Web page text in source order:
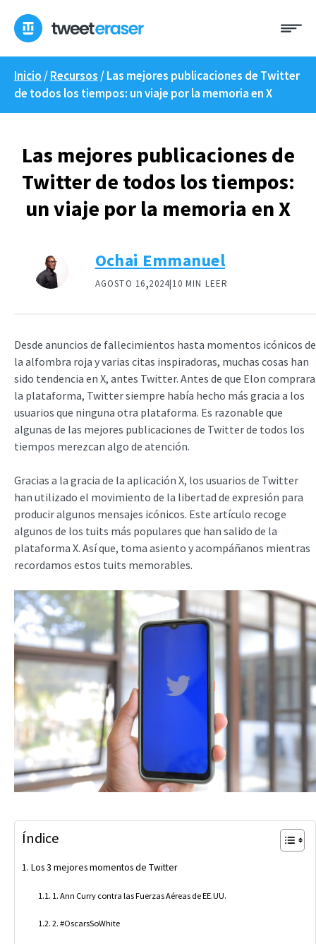
contenido
Inicio /Recursos /Las mejores publicaciones de Twitter
de todos los tiempos: un viaje por la memoria en X
Las mejores publicaciones de
Twitter de todos los tiempos:
un viaje por la memoria en X
Ochai Emmanuel
AGOSTO 16,2024|10 MIN LEER
Desde anuncios de fallecimientos hasta momentos icónicos de
la alfombra roja y varias citas inspiradoras, muchas cosas han
sido tendencia en X, antes Twitter. Antes de que Elon comprara
la plataforma, Twitter siempre había hecho más gracia a los
usuarios que ninguna otra plataforma. Es razonable que
algunas de las mejores publicaciones de Twitter de todos los
tiempos merezcan algo de atención.
Gracias a la gracia de la aplicación X, los usuarios de Twitter
han utilizado el movimiento de la libertad de expresión para
producir algunos mensajes icónicos. Este artículo recoge
algunos de los tuits más populares que han salido de la
plataforma X. Así que, toma asiento y acompáñanos mientras
recordamos estos tuits memorables.
Índice
Los 3 mejores momentos de Twitter
1. Ann Curry contra las Fuerzas Aéreas de EE.UU.
2. #OscarsSoWhite